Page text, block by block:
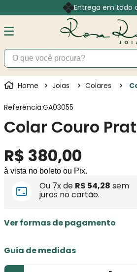
Entrega em todo
O que você procura?
Joias Colares
Referência:GA03055
Colar Couro
R$ 380,00
à vista no boleto ou Pix.
Ou 7x de R$ 54,28 sem
juros no cartão.
Ver formas de pagamento
Guia de medidas